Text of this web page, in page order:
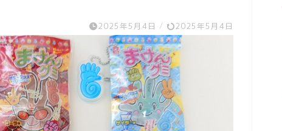
2025年5月4日 / 2025年5月4日